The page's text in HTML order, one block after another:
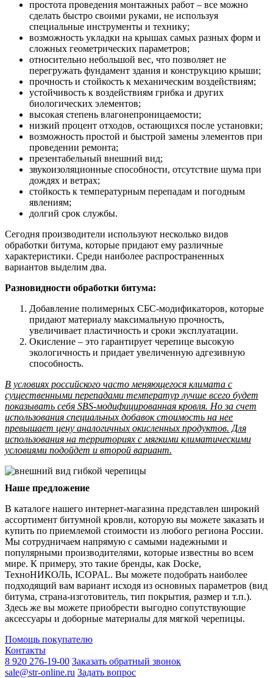
простота проведения монтажных работ – все можно
сделать быстро своими руками, не используя
специальные инструменты и технику;
возможность укладки на крышах самых разных форм и
сложных геометрических параметров;
относительно небольшой вес, что позволяет не
перегружать фундамент здания и конструкцию крыши;
прочность и стойкость к механическим воздействиям;
устойчивость к воздействиям грибка и других
биологических элементов;
высокая степень влагонепроницаемости;
низкий процент отходов, остающихся после установки;
возможность простой и быстрой замены элементов при
проведении ремонта;
презентабельный внешний вид;
звукоизоляционные способности, отсутствие шума при
дождях и ветрах;
стойкость к температурным перепадам и погодным
явлениям;
долгий срок службы.
Сегодня производители используют несколько видов
обработки битума, которые придают ему различные
характеристики. Среди наиболее распространенных
вариантов выделим два.
Разновидности обработки битума:
Добавление полимерных СБС-модификаторов, которые
придают материалу максимальную прочность,
увеличивает пластичность и сроки эксплуатации.
Окисление – это гарантирует черепице высокую
экологичность и придает увеличенную адгезивную
способность.
В условиях российского часто меняющегося климата с
существенными перепадами температур лучше всего будет
показывать себя SBS-модифицированная кровля. Но за счет
использования специальных добавок стоимость на нее
превышает цену аналогичных окисленных продуктов. Для
использования на территориях с мягкими климатическими
условиями подойдет и второй вариант.
Наше предложение
В каталоге нашего интернет-магазина представлен широкий
ассортимент битумной кровли, которую вы можете заказать и
купить по приемлемой стоимости из любого региона России.
Мы сотрудничаем напрямую с самыми надежными и
популярными производителями, которые известны во всем
мире. К примеру, это такие бренды, как Docke,
ТехноНИКОЛЬ, ICOPAL. Вы можете подобрать наиболее
подходящий вам вариант исходя из основных параметров (вид
битума, страна-изготовитель, тип покрытия, размер и т.п.).
Здесь же вы можете приобрести выгодно сопутствующие
аксессуары и доборные материалы для мягкой черепицы.
Помощь покупателю
Контакты
8 920 276-19-00 Заказать обратный звонок
sale@str-online.ru Задать вопрос